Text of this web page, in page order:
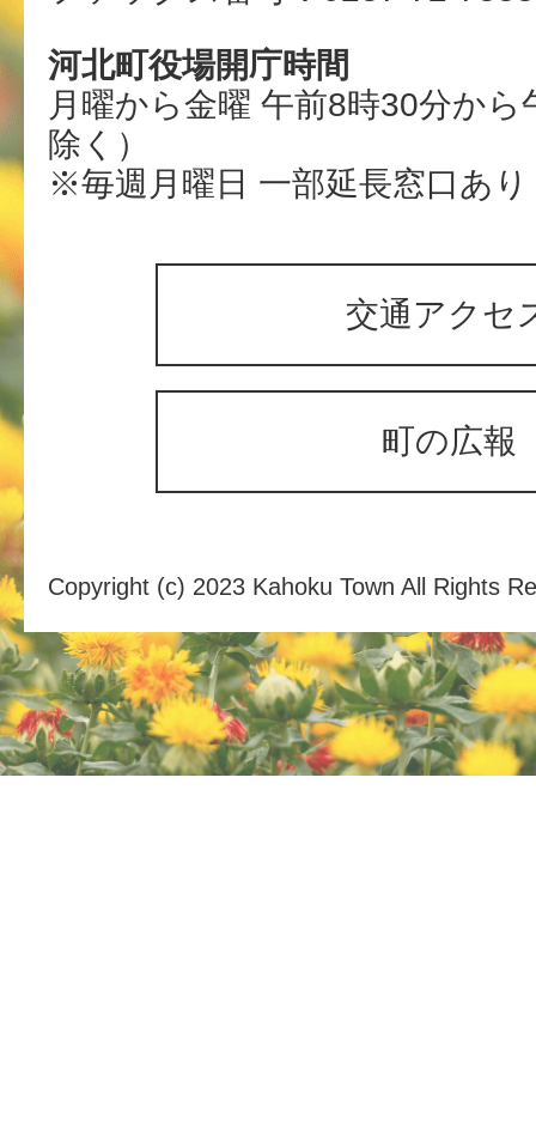
河北町役場開庁時間
月曜から金曜 午前8時30分か
除く）
※毎週月曜日 一部延長窓口あり
交通アクセ
町の広報
Copyright (c) 2023 Kahoku Town All Rights